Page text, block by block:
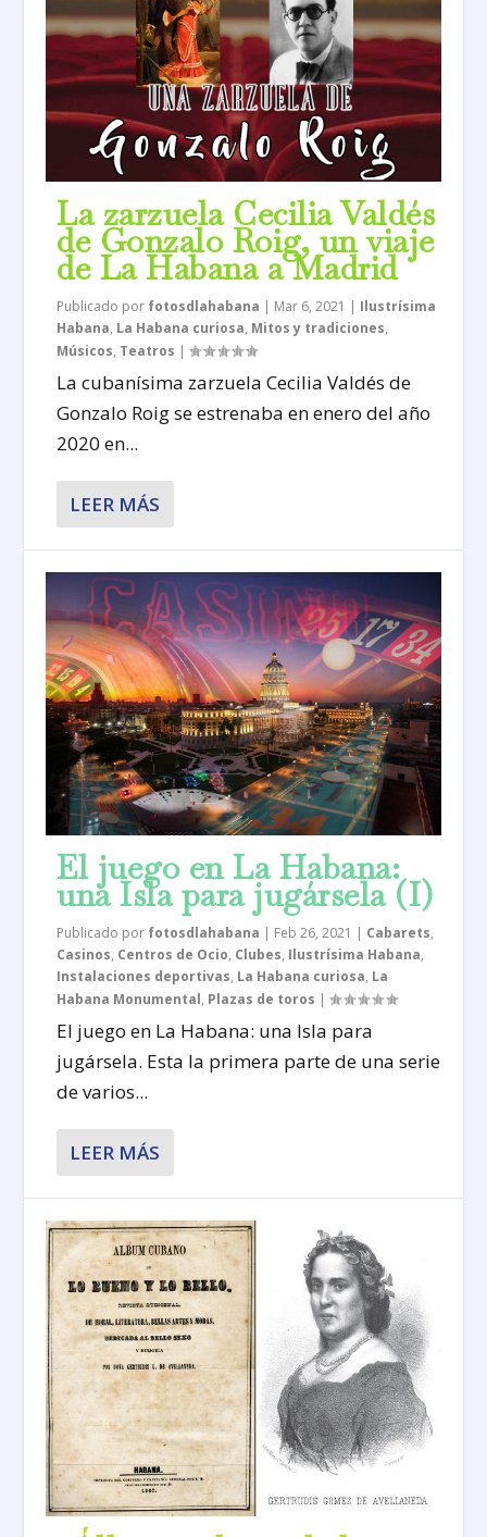
La zarzuela Cecilia Valdés
de Gonzalo Roig, un viaje
de La Habana a Madrid
Publicado por fotosdlahabana | Mar 6, 2021 | Ilustrísima
Habana, La Habana curiosa, Mitos y tradiciones,
Músicos, Teatros |
La cubanísima zarzuela Cecilia Valdés de
Gonzalo Roig se estrenaba en enero del año
2020 en...
LEER MÁS
El juego en La Habana:
una Isla para jugársela (I)
Publicado por fotosdlahabana | Feb 26, 2021 | Cabarets,
Casinos, Centros de Ocio, Clubes, Ilustrísima Habana,
Instalaciones deportivas, La Habana curiosa, La
Habana Monumental, Plazas de toros |
El juego en La Habana: una Isla para
jugársela. Esta la primera parte de una serie
de varios...
LEER MÁS